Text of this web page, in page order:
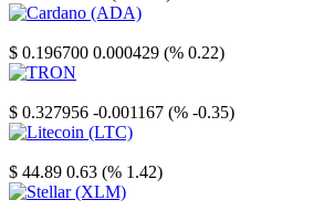
$ 0.196700 0.000429 (% 0.22)
$ 0.327956 -0.001167 (% -0.35)
$ 44.89 0.63 (% 1.42)